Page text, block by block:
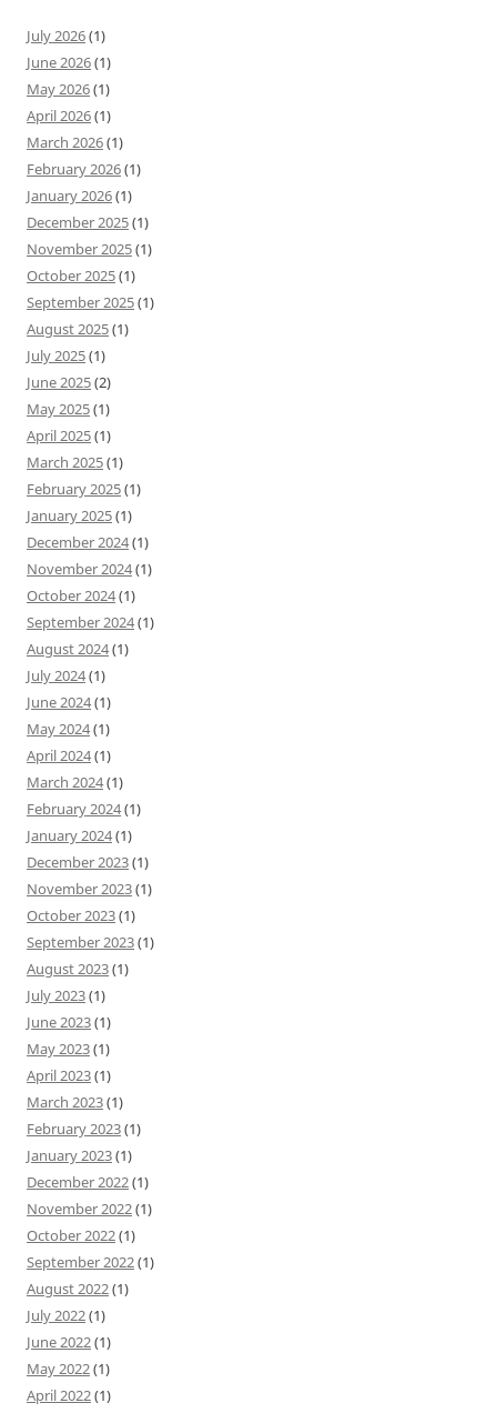
July 2026(1)
June 2026(1)
May 2026(1)
April 2026(1)
March 2026(1)
February 2026(1)
January 2026(1)
December 2025(1)
November 2025(1)
October 2025(1)
September 2025(1)
August 2025(1)
July 2025(1)
June 2025(2)
May 2025(1)
April 2025(1)
March 2025(1)
February 2025(1)
January 2025(1)
December 2024(1)
November 2024(1)
October 2024(1)
September 2024(1)
August 2024(1)
July 2024(1)
June 2024(1)
May 2024(1)
April 2024(1)
March 2024(1)
February 2024(1)
January 2024(1)
December 2023(1)
November 2023(1)
October 2023(1)
September 2023(1)
August 2023(1)
July 2023(1)
June 2023(1)
May 2023(1)
April 2023(1)
March 2023(1)
February 2023(1)
January 2023(1)
December 2022(1)
November 2022(1)
October 2022(1)
September 2022(1)
August 2022(1)
July 2022(1)
June 2022(1)
May 2022(1)
April 2022(1)